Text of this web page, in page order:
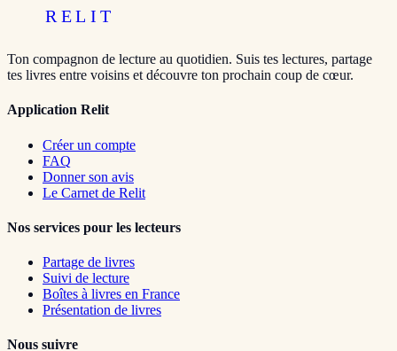
RELIT
Ton compagnon de lecture au quotidien. Suis tes lectures, partage
tes livres entre voisins et découvre ton prochain coup de cœur.
Application Relit
Créer un compte
FAQ
Donner son avis
Le Carnet de Relit
Nos services pour les lecteurs
Partage de livres
Suivi de lecture
Boîtes à livres en France
Présentation de livres
Nous suivre